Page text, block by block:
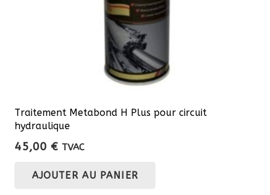
Traitement Metabond H Plus pour circuit
hydraulique
45,00 € TVAC
AJOUTER AU PANIER